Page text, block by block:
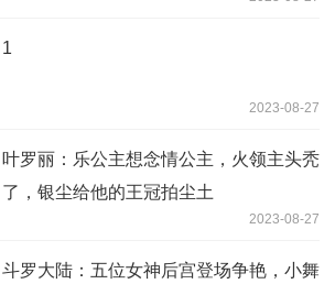
1
2023-08-27
叶罗丽：乐公主想念情公主，火领主头秃
了，银尘给他的王冠拍尘土
2023-08-27
斗罗大陆：五位女神后宫登场争艳，小舞